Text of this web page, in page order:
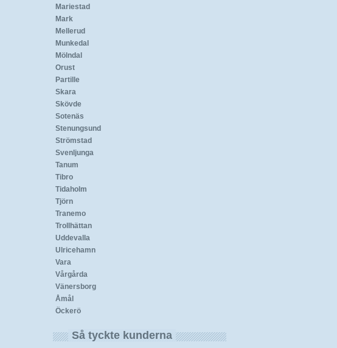
Mariestad
Mark
Mellerud
Munkedal
Mölndal
Orust
Partille
Skara
Skövde
Sotenäs
Stenungsund
Strömstad
Svenljunga
Tanum
Tibro
Tidaholm
Tjörn
Tranemo
Trollhättan
Uddevalla
Ulricehamn
Vara
Vårgårda
Vänersborg
Åmål
Öckerö
Så tyckte kunderna